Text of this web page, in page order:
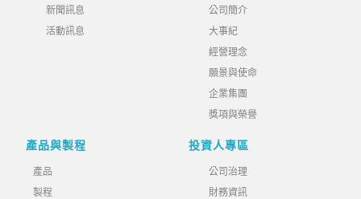
新聞訊息
活動訊息
公司簡介
大事紀
經營理念
願景與使命
企業集團
獎項與榮譽
產品與製程
產品
製程
投資人專區
公司治理
財務資訊